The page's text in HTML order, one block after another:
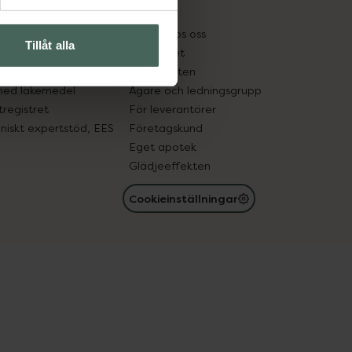
Tillåt alla
in gammal medicin
läkemedel
expertstöd, EES
Pressrum
Jobba hos oss
Hållbarhet
Samarbeten
Ägare och ledningsgrupp
För leverantörer
Företagskund
Eget apotek
Glädjeeffekten
Cookieinställningar